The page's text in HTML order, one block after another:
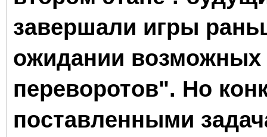
завершали игры
ожидании
переворотов". Но
поставленными